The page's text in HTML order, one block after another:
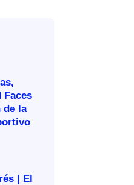
Faces
de la
| El